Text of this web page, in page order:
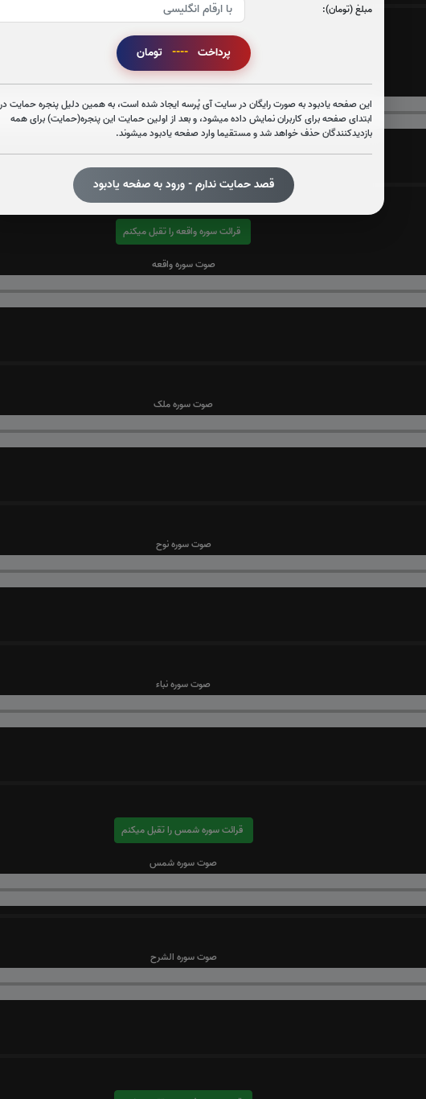
مبلغ (تومان):
پرداخت ---- تومان
این صفحه یادبود به صورت رایگان در سایت آی پُرسه ایجاد شده است، به همین دلیل پنجره حمایت در
ابتدای صفحه برای کاربران نمایش داده میشود، و بعد از اولین حمایت این پنجره(حمایت) برای همه
بازدیدکنندگان حذف خواهد شد و مستقیما وارد صفحه یادبود میشوند.
قصد حمایت ندارم - ورود به صفحه یادبود
قرائت سوره قدر را تقبل میکنم
صوت سوره قدر
قرائت سوره واقعه را تقبل میکنم
صوت سوره واقعه
صوت سوره ملک
صوت سوره نوح
صوت سوره نباء
قرائت سوره شمس را تقبل میکنم
صوت سوره شمس
صوت سوره الشرح